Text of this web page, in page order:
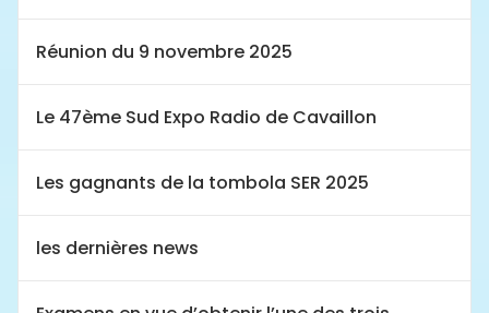
Réunion du 9 novembre 2025
Le 47ème Sud Expo Radio de Cavaillon
Les gagnants de la tombola SER 2025
les dernières news